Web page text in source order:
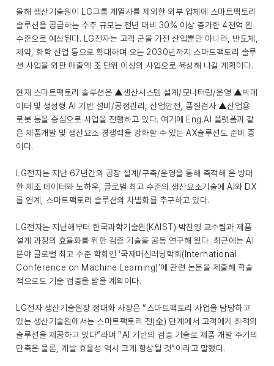
올해 생산기술원이 LG그룹 계열사를 제외한 외부 업체에 스마트팩토리
솔루션을 공급하는 수주 규모는 전년 대비 30% 이상 증가한 4천억 원
수준으로 예상된다. LG전자는 고객 군을 가전 산업뿐만 아니라, 반도체,
제약, 화학 산업 등으로 확대하며 오는 2030년까지 스마트팩토리 솔루
션 사업을 외판 매출액 조 단위 이상의 사업으로 육성해 나갈 계획이다.
현재 스마트팩토리 솔루션은 ▲생산시스템 설계/모니터링/운영 ▲빅데
이터 및 생성형 AI 기반 설비/공정관리, 산업안전, 품질검사 ▲산업용
로봇 등을 중심으로 사업을 진행하고 있다. 여기에 Eng.AI 플랫폼과 같
은 제품개발 및 생산요소 경쟁력을 강화할 수 있는 AX솔루션도 준비 중
이다.
LG전자는 지난 67년간의 공장 설계/구축/운영을 통해 축적해 온 방대
한 제조 데이터와 노하우, 글로벌 최고 수준의 생산요소기술에 AI와 DX
를 연계, 스마트팩토리 솔루션의 차별화를 추구하고 있다.
LG전자는 지난해부터 한국과학기술원(KAIST) 박찬영 교수팀과 제품
설계 과정의 효율화를 위한 검증 기술을 공동 연구해 왔다. 최근에는 AI
분야 글로벌 최고 수준 학회인 ‘국제머신러닝학회(International
Conference on Machine Learning)’에 관련 논문을 제출해 학술
적으로도 기술 검증을 받을 계획이다.
LG전자 생산기술원장 정대화 사장은 “스마트팩토리 사업을 담당하고
있는 생산기술원에서는 스마트팩토리 전(全) 단계에서 고객에게 최적의
솔루션을 제공하고 있다”라며 “AI 기반의 검증 기술로 제품 개발 주기의
단축은 물론, 개발 효율성 역시 크게 향상될 것”이라고 말했다.